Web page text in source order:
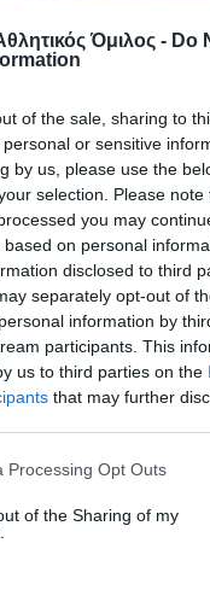
Όμιλος - Do
of the sale, sharing to
or sensitive
by us, please use the
selection. Please
you may
on personal
disclosed to third
separately opt-out of
information by
participants. This
us to third parties on the
that may further
website/app uses one or
or usage behaviour.
to Google and its third-
specified purposes in
Processing Opt Outs
of the Sharing of my
τελικό με 7
γκολ!
πλέον κεντρικό
και οι «πράσινοι»
τελικό, δείχνοντας ότι
και το μέλλον του